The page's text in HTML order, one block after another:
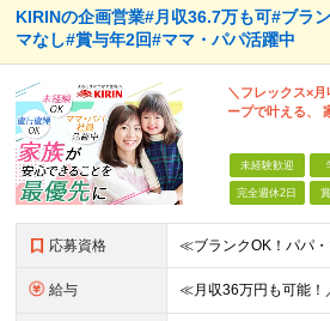
KIRINの企画営業#月収36.7万も可#ブラ
マなし#賞与年2回#ママ・パパ活躍中
＼フレックス×
ープで叶える、
未経験歓迎
完全週休2日
応募資格
給与